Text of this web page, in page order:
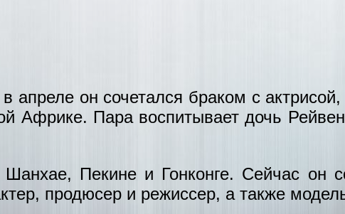
апреле он сочетался браком с
Пара воспитывает дочь Рейвен,
Пекине и Гонконге. Сейчас он
продюсер и режиссер, а также